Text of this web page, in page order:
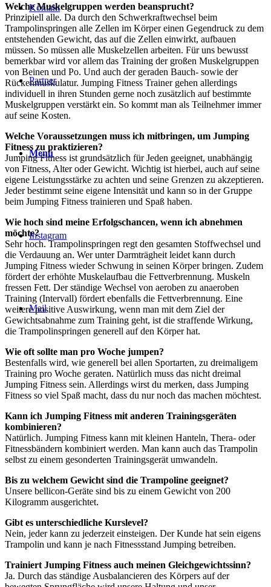
Kontakt
Partner
Menü
Instagram
Mail
Welche Muskelgruppen werden beansprucht?
Prinzipiell alle. Da durch den Schwerkraftwechsel beim
Trampolinspringen alle Zellen im Körper einen Gegendruck zu dem
entstehenden Gewicht, das auf die Zellen einwirkt, aufbauen
müssen. So müssen alle Muskelzellen arbeiten. Für uns bewusst
bemerkbar wird vor allem das Training der großen Muskelgruppen
von Beinen und Po. Und auch der geraden Bauch- sowie der
Rückenmuskulatur. Jumping Fitness Trainer gehen allerdings
individuell in ihren Stunden gerne noch zusätzlich auf bestimmte
Muskelgruppen verstärkt ein. So kommt man als Teilnehmer immer
auf seine Kosten.
Welche Voraussetzungen muss ich mitbringen, um Jumping
Fitness zu praktizieren?
Jumping Fitness ist grundsätzlich für Jeden geeignet, unabhängig
von Fitness, Alter oder Gewicht. Wichtig ist hierbei, auch auf seine
eigene Leistungsstärke zu achten und seine Grenzen zu akzeptieren.
Jeder bestimmt seine eigene Intensität und kann so in der Gruppe
beim Jumping Fitness trainieren und Spaß haben.
Wie hoch sind meine Erfolgschancen, wenn ich abnehmen
möchte?
Sehr hoch. Trampolinspringen regt den gesamten Stoffwechsel und
die Verdauung an. Wer unter Darmträgheit leidet kann durch
Jumping Fitness wieder Schwung in seinen Körper bringen. Zudem
fördert der erhöhte Muskelaufbau die Fettverbrennung. Muskeln
fressen Fett. Der ständige Wechsel von aeroben zu anaeroben
Training (Intervall) fördert ebenfalls die Fettverbrennung. Eine
weitere positive Auswirkung, wenn man mit dem Ziel der
Gewichtsabnahme zum Training geht, ist die straffende Wirkung,
die Trampolinspringen generell auf den Körper hat.
Wie oft sollte man pro Woche jumpen?
Bestenfalls wird, wie generell bei allen Sportarten, zu dreimaligem
Training pro Woche geraten. Natürlich muss das nicht dreimal
Jumping Fitness sein. Allerdings wirst du merken, dass Jumping
Fitness so viel Spaß macht, dass du nur noch das machen möchtest.
Kann ich Jumping Fitness mit anderen Trainingsgeräten
kombinieren?
Natürlich. Jumping Fitness kann mit kleinen Hanteln, Thera- oder
Fitnessbändern kombiniert werden. Man kann auch das Trampolin
selbst zu einem gesonderten Trainingsgerät umwandeln.
Bis zu welchem Gewicht sind die Trampoline geeignet?
Unsere bellicon-Geräte sind bis zu einem Gewicht von 200
Kilogramm ausgerichtet.
Gibt es unterschiedliche Kurslevel?
Nein, jeder kann zu jederzeit einsteigen. Der Kunde hat sein eigens
Trampolin und kann je nach Fitnessstand Jumping betreiben.
Trainiert Jumping Fitness auch meinen Gleichgewichtssinn?
Ja. Durch das ständige Ausbalancieren des Körpers auf der